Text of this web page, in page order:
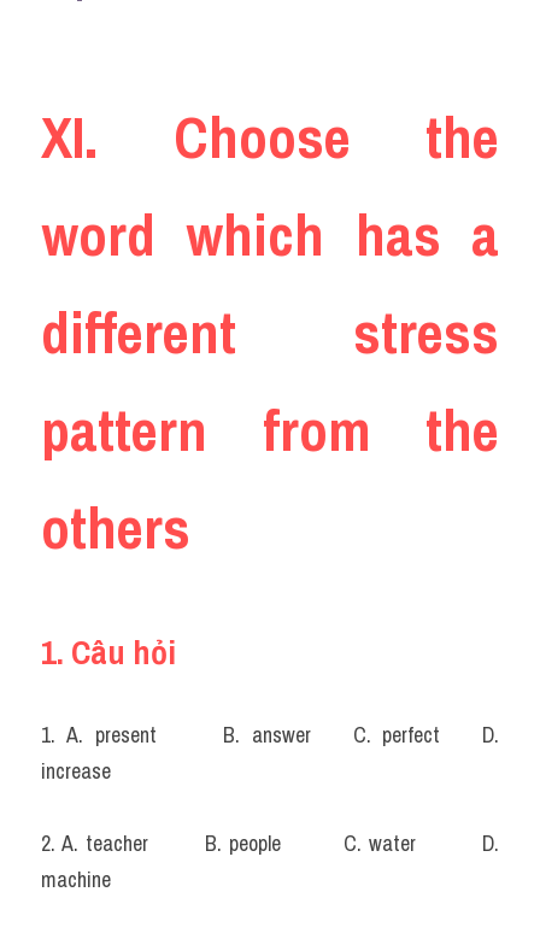
Advice
Đề thi thật Task 2
Listening
Speaking
Writing
XI. Choose the
word which has a
different stress
pattern from the
others
1. Câu hỏi
1. A. present		B. answer	C. perfect	D.
increase
2. A. teacher		B. people	        C. water	        D.
machine